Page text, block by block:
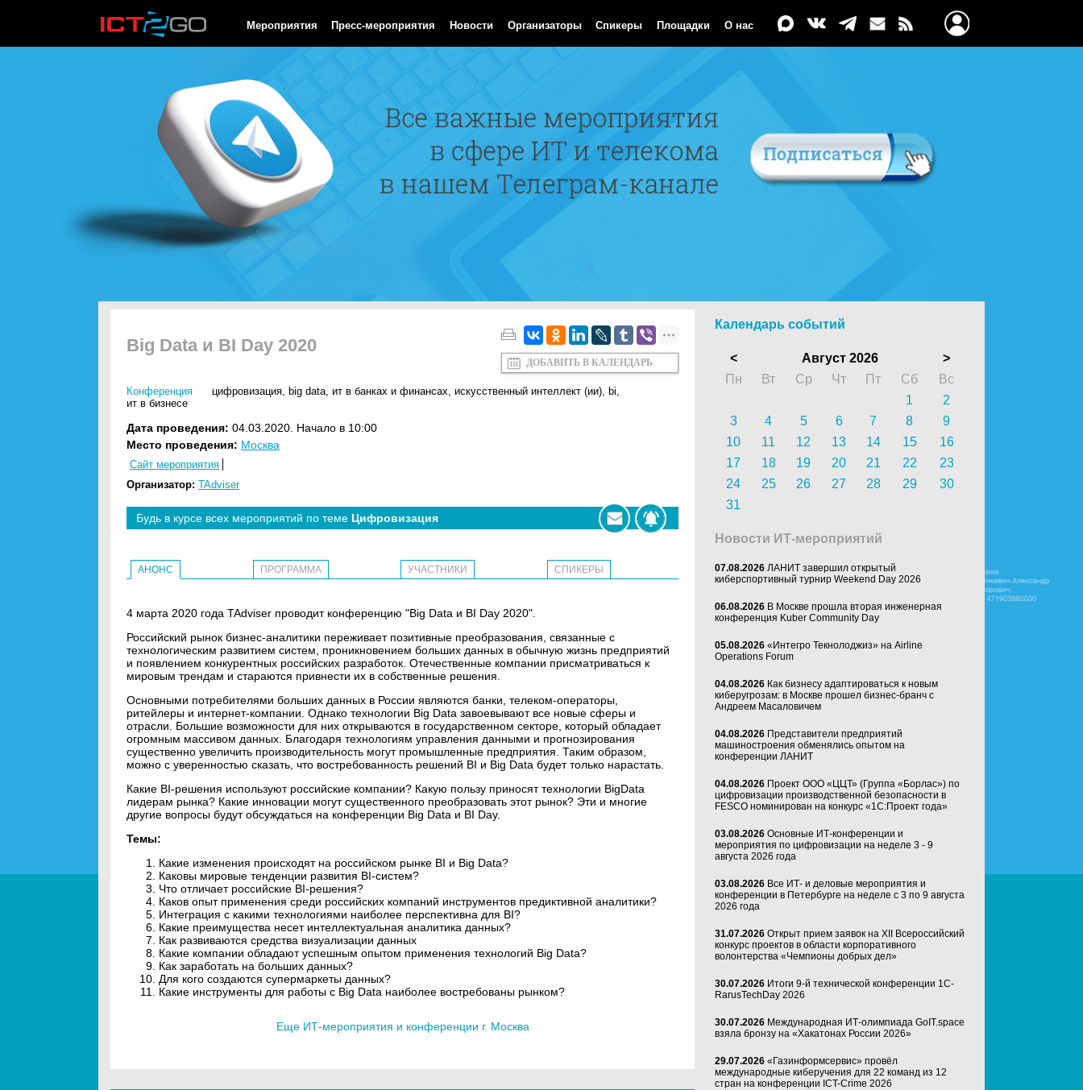
Мероприятия Пресс-мероприятия Новости Организаторы Спикеры Площадки О нас
Big Data и BI Day 2020
ДОБАВИТЬ В КАЛЕНДАРЬ
Конференция цифровизация, big data, ит в банках и финансах, искусственный интеллект (ии), bi,
ит в бизнесе
Дата проведения: 04.03.2020. Начало в 10:00
Место проведения: Москва
Сайт мероприятия
Организатор: TAdviser
Будь в курсе всех мероприятий по теме Цифровизация
АНОНС ПРОГРАММА УЧАСТНИКИ СПИКЕРЫ
4 марта 2020 года TAdviser проводит конференцию "Big Data и BI Day 2020".
Российский рынок бизнес-аналитики переживает позитивные преобразования, связанные с
технологическим развитием систем, проникновением больших данных в обычную жизнь предприятий
и появлением конкурентных российских разработок. Отечественные компании присматриваться к
мировым трендам и стараются привнести их в собственные решения.
Основными потребителями больших данных в России являются банки, телеком-операторы,
ритейлеры и интернет-компании. Однако технологии Big Data завоевывают все новые сферы и
отрасли. Большие возможности для них открываются в государственном секторе, который обладает
огромным массивом данных. Благодаря технологиям управления данными и прогнозирования
существенно увеличить производительность могут промышленные предприятия. Таким образом,
можно с уверенностью сказать, что востребованность решений BI и Big Data будет только нарастать.
Какие BI-решения используют российские компании? Какую пользу приносят технологии BigData
лидерам рынка? Какие инновации могут существенного преобразовать этот рынок? Эти и многие
другие вопросы будут обсуждаться на конференции Big Data и BI Day.
Темы:
Какие изменения происходят на российском рынке BI и Big Data?
Каковы мировые тенденции развития BI-систем?
Что отличает российские BI-решения?
Каков опыт применения среди российских компаний инструментов предиктивной аналитики?
Интеграция с какими технологиями наиболее перспективна для BI?
Какие преимущества несет интеллектуальная аналитика данных?
Как развиваются средства визуализации данных
Какие компании обладают успешным опытом применения технологий Big Data?
Как заработать на больших данных?
Для кого создаются супермаркеты данных?
Какие инструменты для работы с Big Data наиболее востребованы рынком?
Еще ИТ-мероприятия и конференции г. Москва
Календарь событий
< Август 2026
>
Пн
Вт Ср Чт Пт Сб
Вс
1
2
3
4 5 6 7 8
9
10
11 12 13 14 15
16
17
18 19 20 21 22
23
24
25 26 27 28 29
30
31
Новости ИТ-мероприятий
07.08.2026 ЛАНИТ завершил открытый
киберспортивный турнир Weekend Day 2026
06.08.2026 В Москве прошла вторая инженерная
конференция Kuber Community Day
05.08.2026 «Интегро Текнолоджиз» на Airline
Operations Forum
04.08.2026 Как бизнесу адаптироваться к новым
киберугрозам: в Москве прошел бизнес-бранч с
Андреем Масаловичем
04.08.2026 Представители предприятий
машиностроения обменялись опытом на
конференции ЛАНИТ
04.08.2026 Проект ООО «ЦЦТ» (Группа «Борлас») по
цифровизации производственной безопасности в
FESCO номинирован на конкурс «1С:Проект года»
03.08.2026 Основные ИТ-конференции и
мероприятия по цифровизации на неделе 3 - 9
августа 2026 года
03.08.2026 Все ИТ- и деловые мероприятия и
конференции в Петербурге на неделе с 3 по 9 августа
2026 года
31.07.2026 Открыт прием заявок на XII Всероссийский
конкурс проектов в области корпоративного
волонтерства «Чемпионы добрых дел»
30.07.2026 Итоги 9-й технической конференции 1C-
RarusTechDay 2026
30.07.2026 Международная ИТ-олимпиада GoIT.space
взяла бронзу на «Хакатонах России 2026»
29.07.2026 «Газинформсервис» провёл
международные киберучения для 22 команд из 12
стран на конференции ICT-Crime 2026